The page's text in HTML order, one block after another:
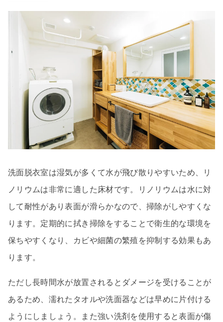
洗面脱衣室は湿気が多くて水が飛び散りやすいため、リ
ノリウムは非常に適した床材です。リノリウムは水に対
して耐性があり表面が滑らかなので、掃除がしやすくな
ります。定期的に拭き掃除をすることで衛生的な環境を
保ちやすくなり、カビや細菌の繁殖を抑制する効果もあ
ります。
ただし長時間水が放置されるとダメージを受けることが
あるため、濡れたタオルや洗面器などは早めに片付ける
ようにしましょう。また強い洗剤を使用すると表面が傷